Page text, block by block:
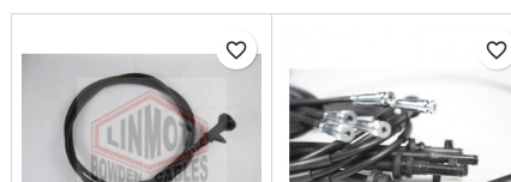
favorite_border favorite_border